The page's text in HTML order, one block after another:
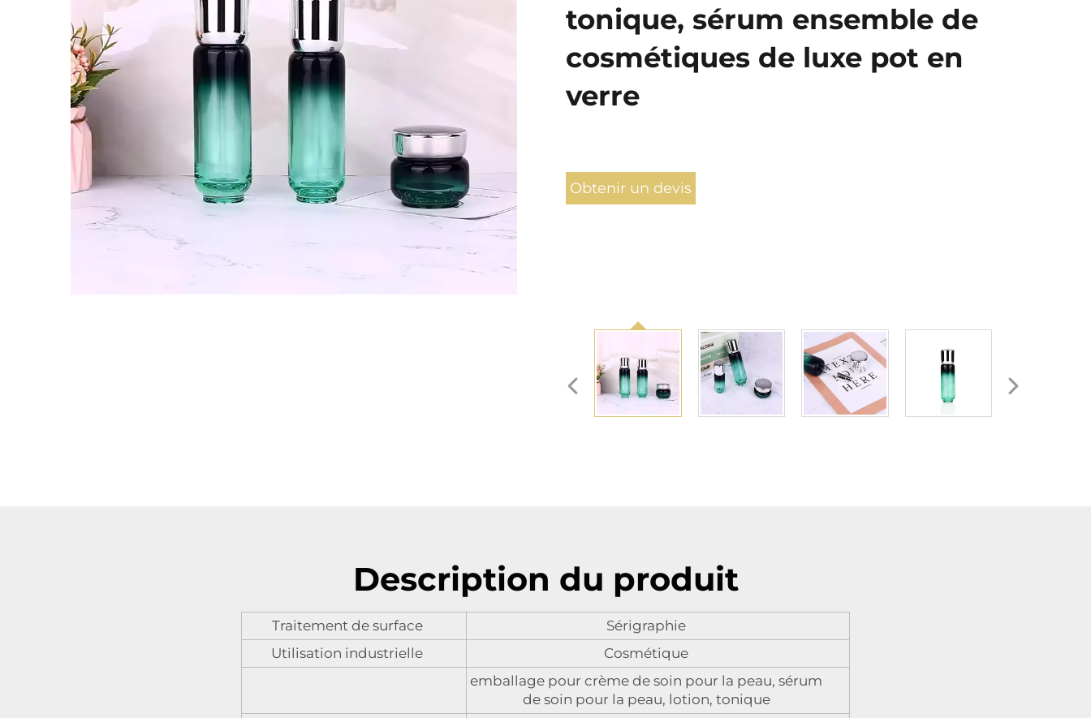
tonique, sérum ensemble de
cosmétiques de luxe pot en
verre
Obtenir un devis
Description du produit
Traitement de surface
Sérigraphie
Utilisation industrielle
Cosmétique
emballage pour crème de soin pour la peau, sérum
de soin pour la peau, lotion, tonique